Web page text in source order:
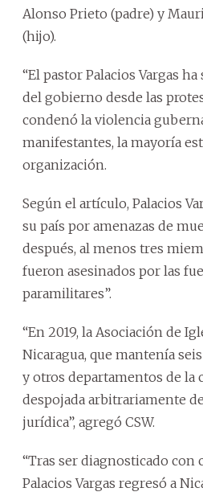
Alonso Prieto (padre) y
(hijo).
“El pastor Palacios Vargas
del gobierno desde las
condenó la violencia
manifestantes, la mayoría
organización.
Según el artículo, Palacios
su país por amenazas de
después, al menos tres
fueron asesinados por las
paramilitares”.
“En 2019, la Asociación de
Nicaragua, que mantenía
y otros departamentos de la
despojada arbitrariamente
jurídica”, agregó CSW.
“Tras ser diagnosticado con
Palacios Vargas regresó a